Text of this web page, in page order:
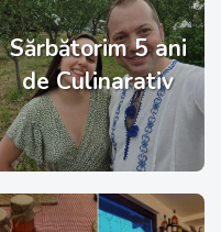
Sărbătorim 5 ani
de Culinarativ